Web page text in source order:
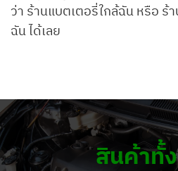
ว่า ร้านแบตเตอรี่ใกล้ฉัน หรือ ร้
ฉัน ได้เลย
สินค้าทั้